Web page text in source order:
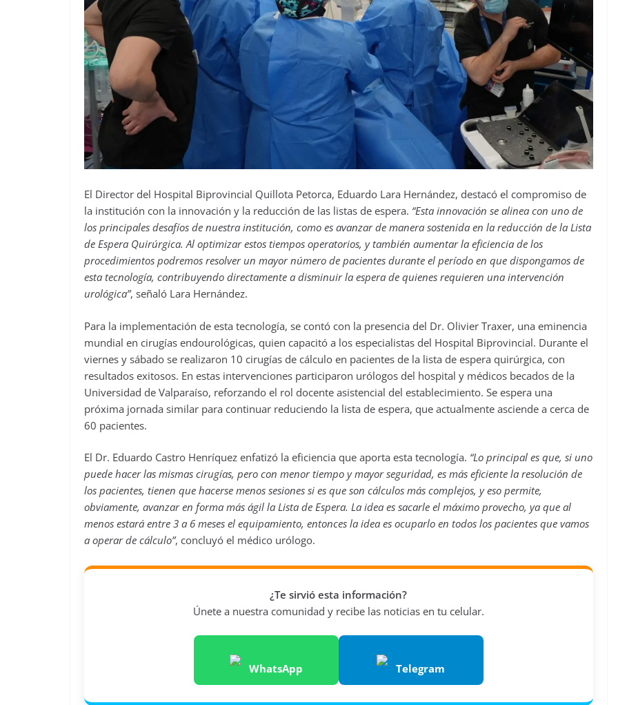
El Director del Hospital Biprovincial Quillota Petorca, Eduardo Lara Hernández, destacó el compromiso de
la institución con la innovación y la reducción de las listas de espera. “Esta innovación se alinea con uno de
los principales desafíos de nuestra institución, como es avanzar de manera sostenida en la reducción de la Lista
de Espera Quirúrgica. Al optimizar estos tiempos operatorios, y también aumentar la eficiencia de los
procedimientos podremos resolver un mayor número de pacientes durante el período en que dispongamos de
esta tecnología, contribuyendo directamente a disminuir la espera de quienes requieren una intervención
urológica”, señaló Lara Hernández.
Para la implementación de esta tecnología, se contó con la presencia del Dr. Olivier Traxer, una eminencia
mundial en cirugías endourológicas, quien capacitó a los especialistas del Hospital Biprovincial. Durante el
viernes y sábado se realizaron 10 cirugías de cálculo en pacientes de la lista de espera quirúrgica, con
resultados exitosos. En estas intervenciones participaron urólogos del hospital y médicos becados de la
Universidad de Valparaíso, reforzando el rol docente asistencial del establecimiento. Se espera una
próxima jornada similar para continuar reduciendo la lista de espera, que actualmente asciende a cerca de
60 pacientes.
El Dr. Eduardo Castro Henríquez enfatizó la eficiencia que aporta esta tecnología. “Lo principal es que, si uno
puede hacer las mismas cirugías, pero con menor tiempo y mayor seguridad, es más eficiente la resolución de
los pacientes, tienen que hacerse menos sesiones si es que son cálculos más complejos, y eso permite,
obviamente, avanzar en forma más ágil la Lista de Espera. La idea es sacarle el máximo provecho, ya que al
menos estará entre 3 a 6 meses el equipamiento, entonces la idea es ocuparlo en todos los pacientes que vamos
a operar de cálculo”, concluyó el médico urólogo.
¿Te sirvió esta información?
Únete a nuestra comunidad y recibe las noticias en tu celular.
WhatsApp Telegram